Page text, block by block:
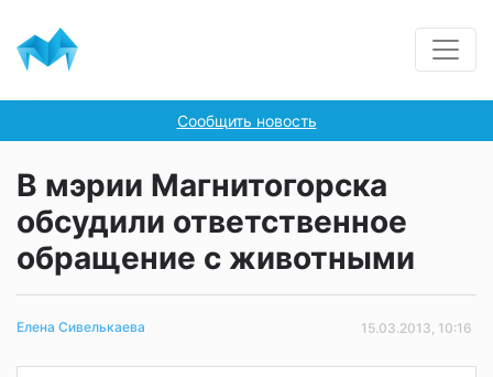
Сообщить новость
В мэрии Магнитогорска
обсудили ответственное
обращение с животными
Елена Сивелькаева 15.03.2013, 10:16